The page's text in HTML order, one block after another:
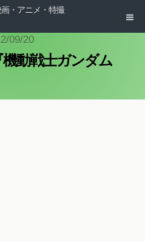
・アニメ・特撮
09/20
動戦士ガンダム